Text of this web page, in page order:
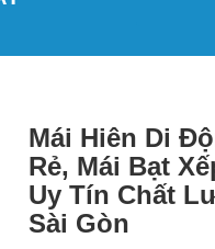
Bạn
Mái Hiên Di
Rẻ, Mái Bạt
Uy Tín Chất
Sài Gòn